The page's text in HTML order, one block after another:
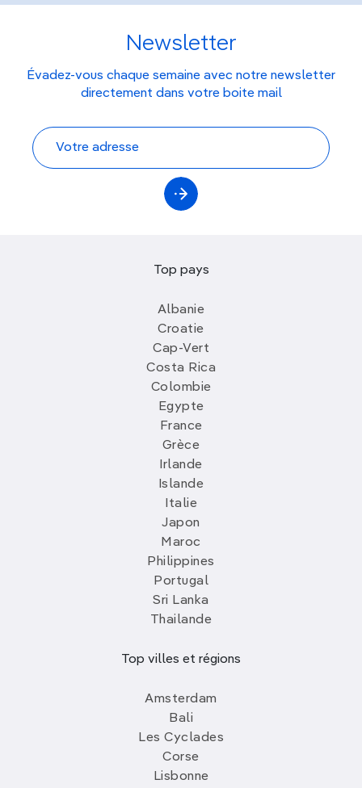
Newsletter
Évadez-vous chaque semaine avec notre newsletter
directement dans votre boite mail
Top pays
Albanie
Croatie
Cap-Vert
Costa Rica
Colombie
Egypte
France
Grèce
Irlande
Islande
Italie
Japon
Maroc
Philippines
Portugal
Sri Lanka
Thailande
Top villes et régions
Amsterdam
Bali
Les Cyclades
Corse
Lisbonne